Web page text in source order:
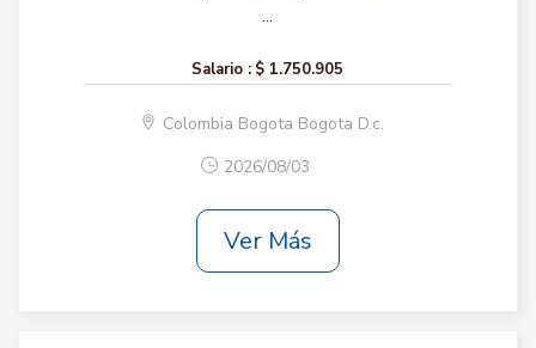
...
Salario : $ 1.750.905
Colombia Bogota Bogota D.c.
2026/08/03
Ver Más